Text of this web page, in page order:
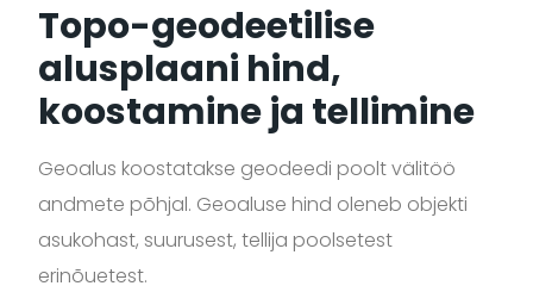
Topo-geodeetilise
alusplaani hind,
koostamine ja tellimine
Geoalus koostatakse geodeedi poolt välitöö
andmete põhjal. Geoaluse hind oleneb objekti
asukohast, suurusest, tellija poolsetest
erinõuetest.